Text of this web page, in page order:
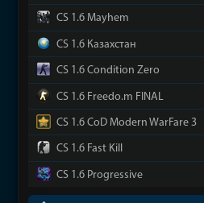
CS 1.6 Mayhem
CS 1.6 Казахстан
CS 1.6 Condition Zero
CS 1.6 Freedo.m FINAL
CS 1.6 CoD Modern WarFare 3
CS 1.6 Fast Kill
CS 1.6 Progressive